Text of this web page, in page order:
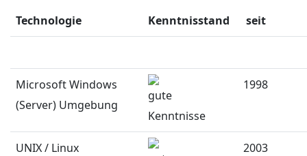
Technologie Kenntnisstand seit
Microsoft Windows
(Server) Umgebung
1998
UNIX / Linux
2003